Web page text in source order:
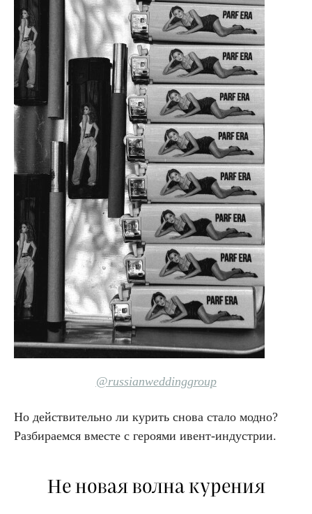
@russianweddinggroup
Но действительно ли курить снова стало модно?
Разбираемся вместе с героями ивент-индустрии.
Не новая волна курения